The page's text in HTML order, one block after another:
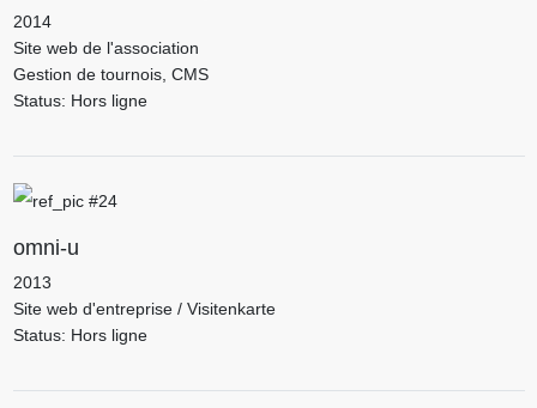
2014
Site web de l'association
Gestion de tournois, CMS
Status: Hors ligne
omni-u
2013
Site web d'entreprise / Visitenkarte
Status: Hors ligne